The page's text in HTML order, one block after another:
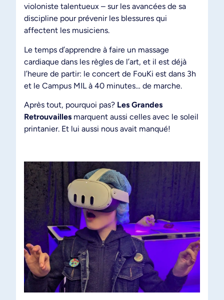
violoniste talentueux – sur les avancées de sa
discipline pour prévenir les blessures qui
affectent les musiciens.
Le temps d’apprendre à faire un massage
cardiaque dans les règles de l’art, et il est déjà
l’heure de partir: le concert de FouKi est dans 3h
et le Campus MIL à 40 minutes… de marche.
Après tout, pourquoi pas? Les Grandes
Retrouvailles marquent aussi celles avec le soleil
printanier. Et lui aussi nous avait manqué!